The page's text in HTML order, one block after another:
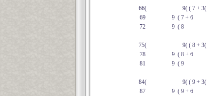
66(
9( ( 7 + 3(
69
9 ( 7 + 6
72
9 ( 8
75(
9( ( 8 + 3(
78
9 ( 8 + 6
81
9 ( 9
84(
9( ( 9 + 3(
87
9 ( 9 + 6